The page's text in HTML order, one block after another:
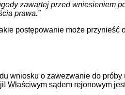
zawartej przed wniesieniem
prawa.”
postępowanie może
wniosku o zawezwanie do
sądem rejonowym